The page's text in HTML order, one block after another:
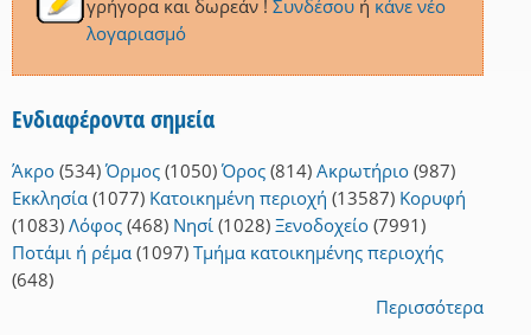
γρήγορα και δωρεάν ! Συνδέσουή κάνε νέο
λογαριασμό
Ενδιαφέροντα σημεία
Άκρο (534) Όρμος (1050) Όρος (814) Ακρωτήριο (987)
Εκκλησία (1077) Κατοικημένη περιοχή (13587) Κορυφή
(1083) Λόφος (468) Νησί (1028) Ξενοδοχείο (7991)
Ποτάμι ή ρέμα (1097) Τμήμα κατοικημένης περιοχής
(648)
Περισσότερα